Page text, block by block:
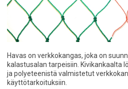
Havas on verkkokangas, joka on
kalastusalan tarpeisiin. Kivikankaalta
ja polyeteenistä valmistetut
käyttötarkoituksiin.